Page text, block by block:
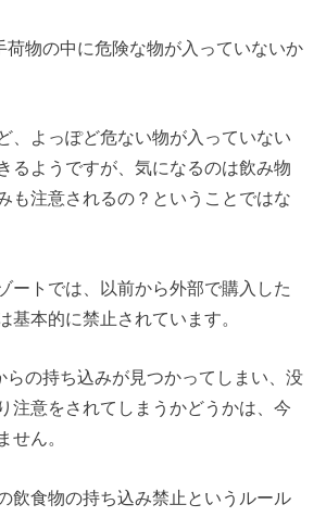
荷物の中に危険な物が入っていないか
、よっぽど危ない物が入っていない
るようですが、気になるのは飲み物
も注意されるの？ということではな
ートでは、以前から外部で購入した
基本的に禁止されています。
らの持ち込みが見つかってしまい、没
注意をされてしまうかどうかは、今
せん。
飲食物の持ち込み禁止というルール